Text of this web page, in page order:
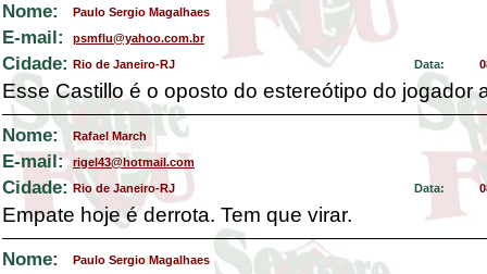
Nome: Paulo Sergio Magalhaes
E-mail: psmflu@yahoo.com.br
Cidade: Rio de Janeiro-RJ Data:
Esse Castillo é o oposto do estereótipo do jogador
Nome: Rafael March
E-mail: rigel43@hotmail.com
Cidade: Rio de Janeiro-RJ Data:
Empate hoje é derrota. Tem que virar.
Nome: Paulo Sergio Magalhaes